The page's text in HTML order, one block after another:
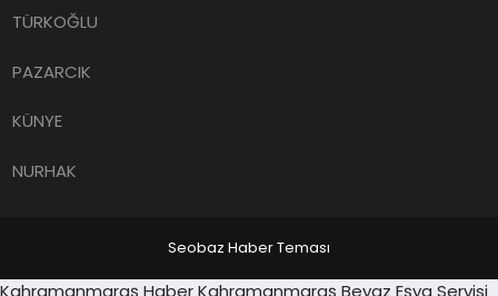
TÜRKOĞLU
PAZARCIK
KÜNYE
NURHAK
Seobaz Haber Teması
Sancaktepe
Kahramanmaraş HaberKahramanmaraş Beyaz Eşya Servisi